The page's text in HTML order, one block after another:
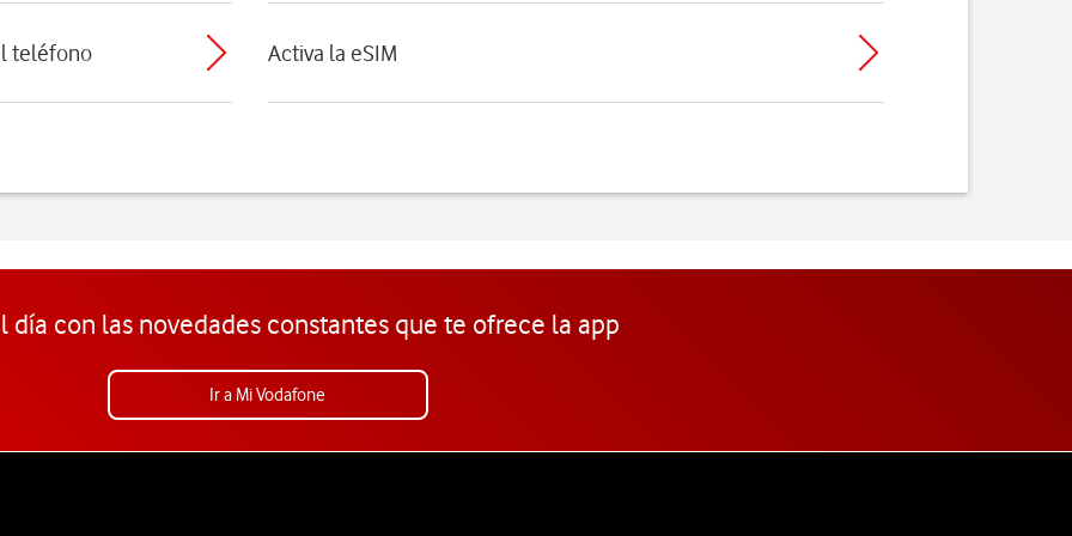
teléfono Activa la eSIM
día con las novedades constantes que te ofrece la app
Ir a Mi Vodafone